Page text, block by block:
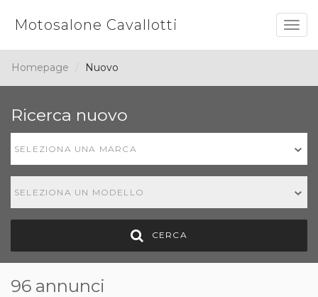
Motosalone Cavallotti
Homepage Nuovo
Ricerca nuovo
SELEZIONA UNA MARCA
SELEZIONA UN MODELLO
CERCA
96 annunci